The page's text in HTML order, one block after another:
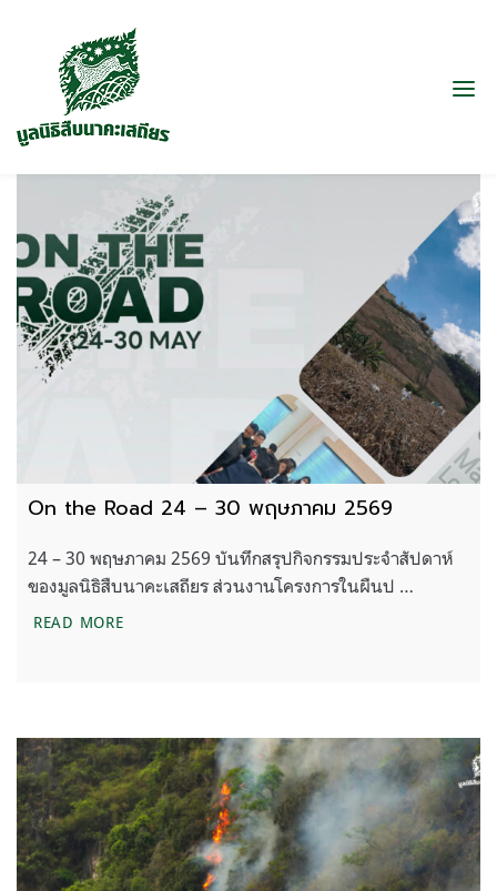
On the Road 24 – 30 พฤษภาคม 2569
24 – 30 พฤษภาคม 2569 บันทึกสรุปกิจกรรมประจำสัปดาห์
ของมูลนิธิสืบนาคะเสถียร ส่วนงานโครงการในผืนป …
READ MOREON THE ROAD 24 – 30 พฤษภาคม 2569